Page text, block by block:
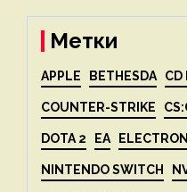
Метки
APPLE BETHESDA CD
COUNTER-STRIKE
DOTA 2 EA
NINTENDO SWITCH